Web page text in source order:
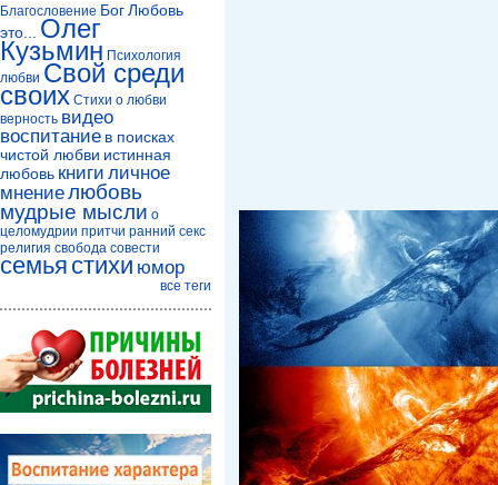
Благословение БогЛюбовь
это...
Олег
Кузьмин Психология
любви Свой среди
своих Стихи о любви
верность видео
воспитание в поисках
чистой любви истинная
любовь книги личное
мнениелюбовь
мудрые мысли о
целомудрии притчи ранний секс
религия свобода совести
семья стихи юмор
все теги